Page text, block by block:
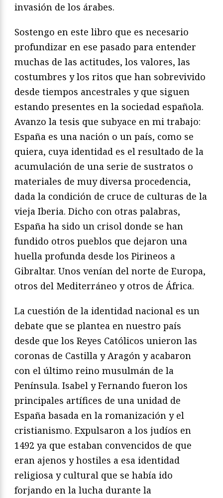
invasión de los árabes.
Sostengo en este libro que es necesario
profundizar en ese pasado para entender
muchas de las actitudes, los valores, las
costumbres y los ritos que han sobrevivido
desde tiempos ancestrales y que siguen
estando presentes en la sociedad española.
Avanzo la tesis que subyace en mi trabajo:
España es una nación o un país, como se
quiera, cuya identidad es el resultado de la
acumulación de una serie de sustratos o
materiales de muy diversa procedencia,
dada la condición de cruce de culturas de la
vieja Iberia. Dicho con otras palabras,
España ha sido un crisol donde se han
fundido otros pueblos que dejaron una
huella profunda desde los Pirineos a
Gibraltar. Unos venían del norte de Europa,
otros del Mediterráneo y otros de África.
La cuestión de la identidad nacional es un
debate que se plantea en nuestro país
desde que los Reyes Católicos unieron las
coronas de Castilla y Aragón y acabaron
con el último reino musulmán de la
Península. Isabel y Fernando fueron los
principales artífices de una unidad de
España basada en la romanización y el
cristianismo. Expulsaron a los judíos en
1492 ya que estaban convencidos de que
eran ajenos y hostiles a esa identidad
religiosa y cultural que se había ido
forjando en la lucha durante la